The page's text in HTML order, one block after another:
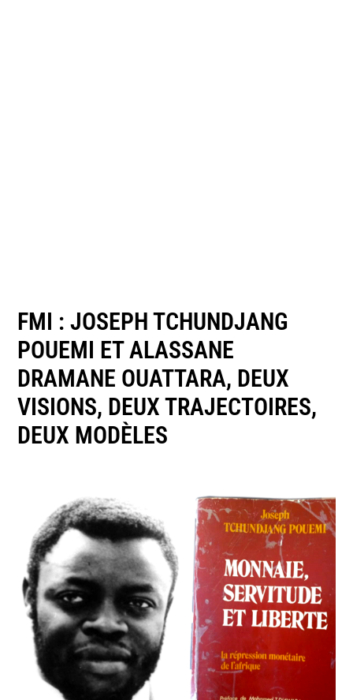
FMI : JOSEPH TCHUNDJANG
POUEMI ET ALASSANE
DRAMANE OUATTARA, DEUX
VISIONS, DEUX TRAJECTOIRES,
DEUX MODÈLES